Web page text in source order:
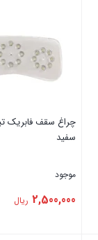
‏سفید
موجود
2,500,000 ریال